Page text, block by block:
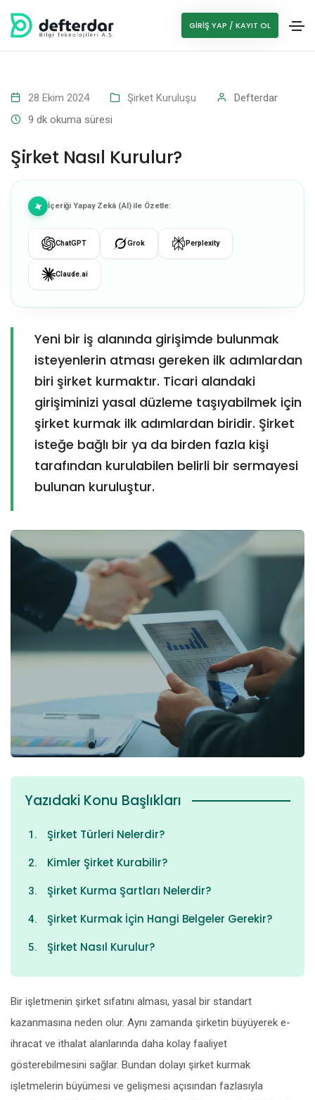
GIRIŞ YAP / KAYIT OL
28 Ekim 2024 Şirket Kuruluşu
Defterdar
9 dk okuma süresi
Şirket Nasıl Kurulur?
İçeriği Yapay Zekâ (AI) ile Özetle:
ChatGPT Grok Perplexity
Claude.ai
Yeni bir iş alanında girişimde bulunmak
isteyenlerin atması gereken ilk adımlardan
biri şirket kurmaktır. Ticari alandaki
girişiminizi yasal düzleme taşıyabilmek için
şirket kurmak ilk adımlardan biridir. Şirket
isteğe bağlı bir ya da birden fazla kişi
tarafından kurulabilen belirli bir sermayesi
bulunan kuruluştur.
Yazıdaki Konu Başlıkları
Şirket Türleri Nelerdir?
Kimler Şirket Kurabilir?
Şirket Kurma Şartları Nelerdir?
Şirket Kurmak İçin Hangi Belgeler Gerekir?
Şirket Nasıl Kurulur?
Bir işletmenin şirket sıfatını alması, yasal bir standart
kazanmasına neden olur. Aynı zamanda şirketin büyüyerek e-
ihracat ve ithalat alanlarında daha kolay faaliyet
gösterebilmesini sağlar. Bundan dolayı şirket kurmak
işletmelerin büyümesi ve gelişmesi açısından fazlasıyla